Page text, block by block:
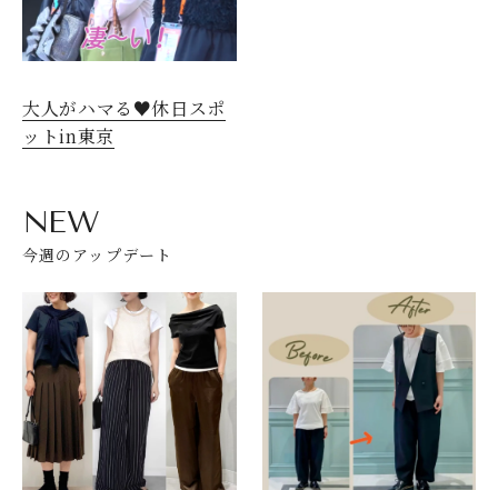
大人がハマる♥休日スポ
ットin東京
NEW
今週のアップデート